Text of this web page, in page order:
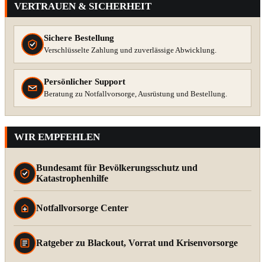
VERTRAUEN & SICHERHEIT
Sichere Bestellung
Verschlüsselte Zahlung und zuverlässige Abwicklung.
Persönlicher Support
Beratung zu Notfallvorsorge, Ausrüstung und Bestellung.
WIR EMPFEHLEN
Bundesamt für Bevölkerungsschutz und
Katastrophenhilfe
Notfallvorsorge Center
Ratgeber zu Blackout, Vorrat und Krisenvorsorge